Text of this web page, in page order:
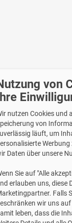
versenden mit
Lieferung auch
Postfilialen
2 Jahre
von
nutzen Cookies und
von
läuft, um
Daten über unsere
Sie auf "Alle
erlauben uns, diese
Falls
wir uns
leben, dass die